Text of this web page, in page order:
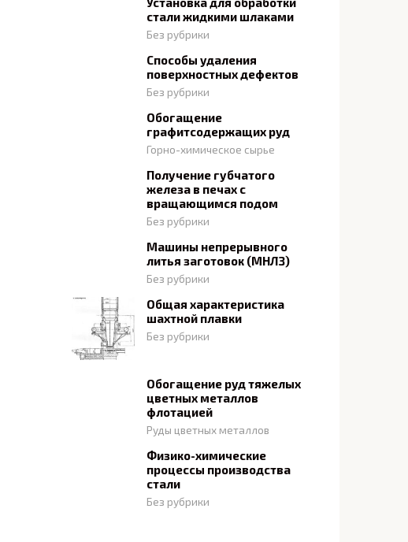
стали жидкими шлаками
Без рубрики
Способы удаления
поверхностных дефектов
Без рубрики
Обогащение
графитсодержащих руд
Горно-химическое сырье
Получение губчатого
железа в печах с
вращающимся подом
Без рубрики
Машины непрерывного
литья заготовок (МНЛЗ)
Без рубрики
Общая характеристика
шахтной плавки
Без рубрики
Обогащение руд тяжелых
цветных металлов
флотацией
Руды цветных металлов
Физико-химические
процессы производства
стали
Без рубрики